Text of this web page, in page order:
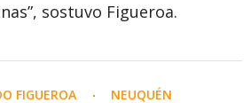
sostuvo Figueroa.
FIGUEROA NEUQUÉN